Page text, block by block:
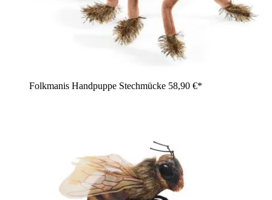
Folkmanis Handpuppe Stechmücke 58,90 €*